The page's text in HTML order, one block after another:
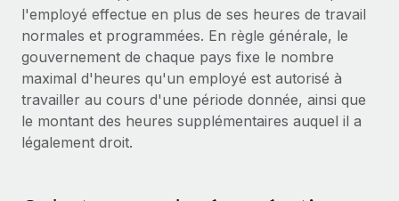
Gestion des freelances
Intégrez et gérez vos freelances partout dans le monde
PEO
Sous-traitez les opérations complexes liées à l’emploi
INFRASTRUCTURE
Comparer Remote
Examinez notre service par rapport aux autres
CROISSANCE
Start-ups
Des solutions agiles et internationales pour les RH et la
pays
Calculateur de paiement des freelances
Découvrez les devises disponibles et les vitesses de
paiement pour vos freelances internationaux
Nederlands
Français
Deutsch
Connexion
l'employé effectue en plus de ses heures de travail
normales et programmées. En règle générale, le
gouvernement de chaque pays fixe le nombre
maximal d'heures qu'un employé est autorisé à
travailler au cours d'une période donnée, ainsi que
le montant des heures supplémentaires auquel il a
légalement droit.